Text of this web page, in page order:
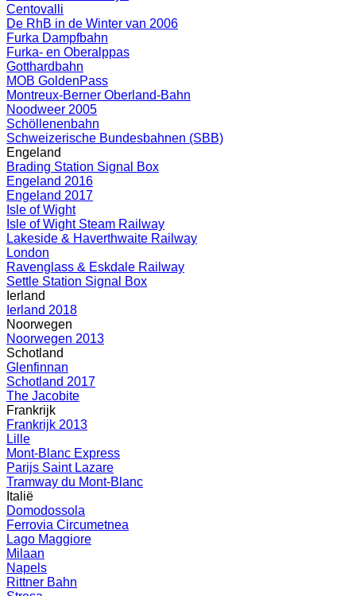
Centovalli
De RhB in de Winter van 2006
Furka Dampfbahn
Furka- en Oberalppas
Gotthardbahn
MOB GoldenPass
Montreux-Berner Oberland-Bahn
Noodweer 2005
Schöllenenbahn
Schweizerische Bundesbahnen (SBB)
Engeland
Brading Station Signal Box
Engeland 2016
Engeland 2017
Isle of Wight
Isle of Wight Steam Railway
Lakeside & Haverthwaite Railway
London
Ravenglass & Eskdale Railway
Settle Station Signal Box
Ierland
Ierland 2018
Noorwegen
Noorwegen 2013
Schotland
Glenfinnan
Schotland 2017
The Jacobite
Frankrijk
Frankrijk 2013
Lille
Mont-Blanc Express
Parijs Saint Lazare
Tramway du Mont-Blanc
Italië
Domodossola
Ferrovia Circumetnea
Lago Maggiore
Milaan
Napels
Rittner Bahn